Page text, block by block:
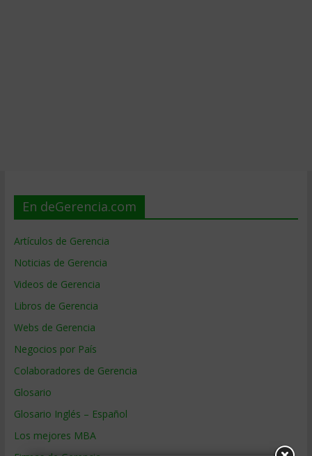
En deGerencia.com
Artículos de Gerencia
Noticias de Gerencia
Videos de Gerencia
Libros de Gerencia
Webs de Gerencia
Negocios por País
Colaboradores de Gerencia
Glosario
Glosario Inglés – Español
Los mejores MBA